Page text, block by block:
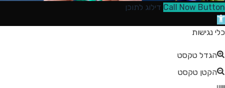
Call Now Button דילוג לתוכן
פתח
סרגל
כלי נגישות
הגדל טקסט
הקטן טקסט